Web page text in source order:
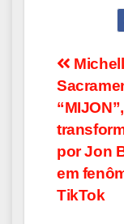
de
Post
“MIJON”,
por Jon
em
TikTok